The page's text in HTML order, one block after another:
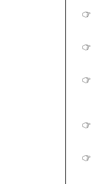
☞
☞
☞
☞
☞